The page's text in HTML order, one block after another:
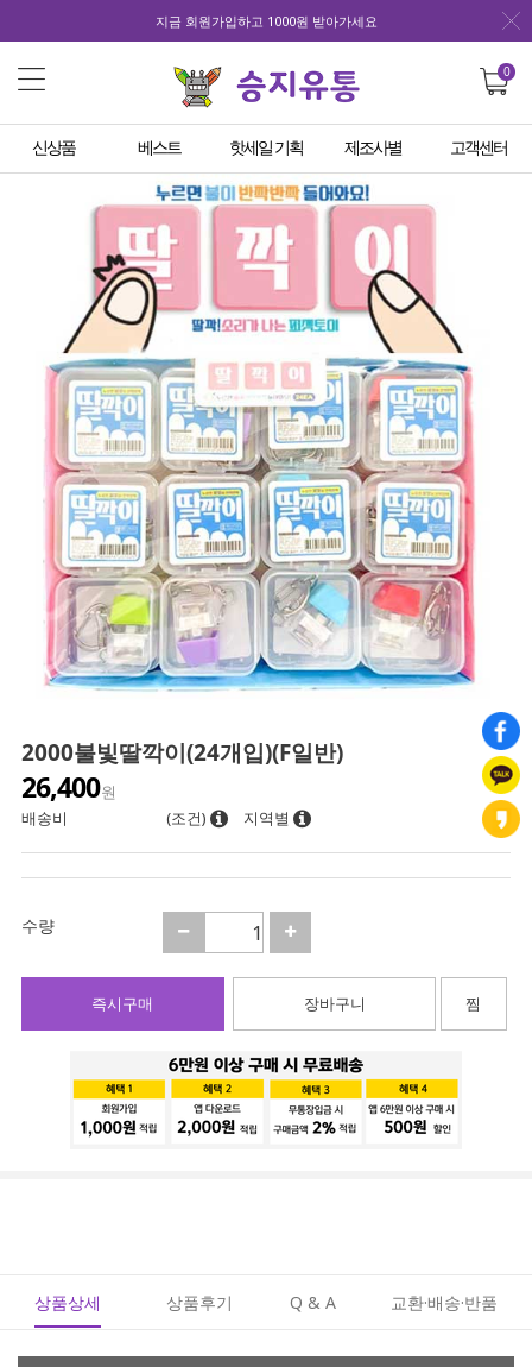
지금 회원가입하고 1000원 받아가세요
0
신상품 베스트 핫세일 기획 제조사별 고객센터
2000불빛딸깍이(24개입)(F일반)
26,400원
배송비
(조건) 지역별
수량
즉시구매 장바구니 찜
상품상세 상품후기 Q & A 교환·배송·반품